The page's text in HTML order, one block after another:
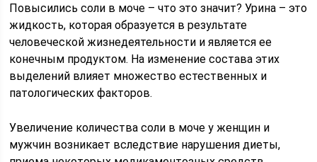
Повысились соли в моче – что это значит? Урина – это
жидкость, которая образуется в результате
человеческой жизнедеятельности и является ее
конечным продуктом. На изменение состава этих
выделений влияет множество естественных и
патологических факторов.
Увеличение количества соли в моче у женщин и
мужчин возникает вследствие нарушения диеты,